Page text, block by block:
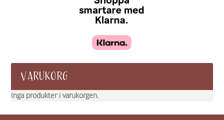
VARUKORG
Inga produkter i varukorgen.